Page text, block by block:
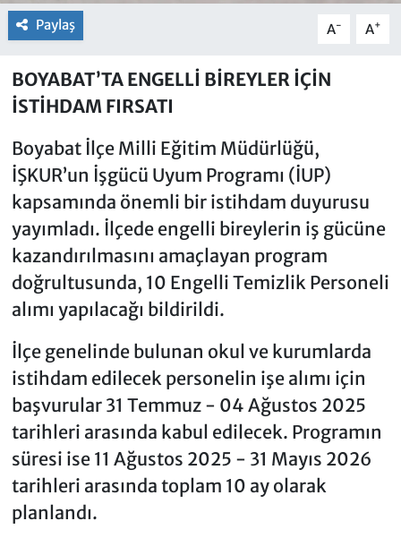
Paylaş A- A+
BOYABAT’TA ENGELLİ BİREYLER İÇİN
İSTİHDAM FIRSATI
Boyabat İlçe Milli Eğitim Müdürlüğü,
İŞKUR’un İşgücü Uyum Programı (İUP)
kapsamında önemli bir istihdam duyurusu
yayımladı. İlçede engelli bireylerin iş gücüne
kazandırılmasını amaçlayan program
doğrultusunda, 10 Engelli Temizlik Personeli
alımı yapılacağı bildirildi.
İlçe genelinde bulunan okul ve kurumlarda
istihdam edilecek personelin işe alımı için
başvurular 31 Temmuz - 04 Ağustos 2025
tarihleri arasında kabul edilecek. Programın
süresi ise 11 Ağustos 2025 - 31 Mayıs 2026
tarihleri arasında toplam 10 ay olarak
planlandı.